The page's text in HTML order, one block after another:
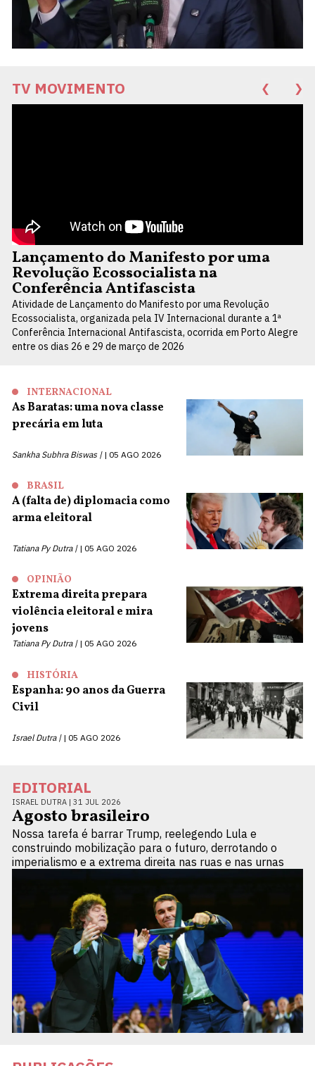
TV MOVIMENTO ❮ ❯
Lançamento do Manifesto por uma
Revolução Ecossocialista na
Conferência Antifascista
Atividade de Lançamento do Manifesto por uma Revolução
Ecossocialista, organizada pela IV Internacional durante a 1ª
Conferência Internacional Antifascista, ocorrida em Porto Alegre
entre os dias 26 e 29 de março de 2026
INTERNACIONAL
As Baratas: uma nova classe
precária em luta
Sankha Subhra Biswas | 05 AGO 2026
BRASIL
A (falta de) diplomacia como
arma eleitoral
Tatiana Py Dutra | 05 AGO 2026
OPINIÃO
Extrema direita prepara
violência eleitoral e mira
jovens
Tatiana Py Dutra | 05 AGO 2026
HISTÓRIA
Espanha: 90 anos da Guerra
Civil
Israel Dutra | 05 AGO 2026
EDITORIAL
ISRAEL DUTRA | 31 JUL 2026
Agosto brasileiro
Nossa tarefa é barrar Trump, reelegendo Lula e
construindo mobilização para o futuro, derrotando o
imperialismo e a extrema direita nas ruas e nas urnas